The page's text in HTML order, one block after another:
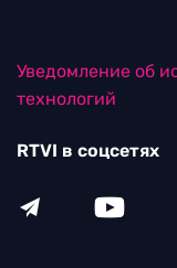
Уведомление об
технологий
RTVI в соцсетях